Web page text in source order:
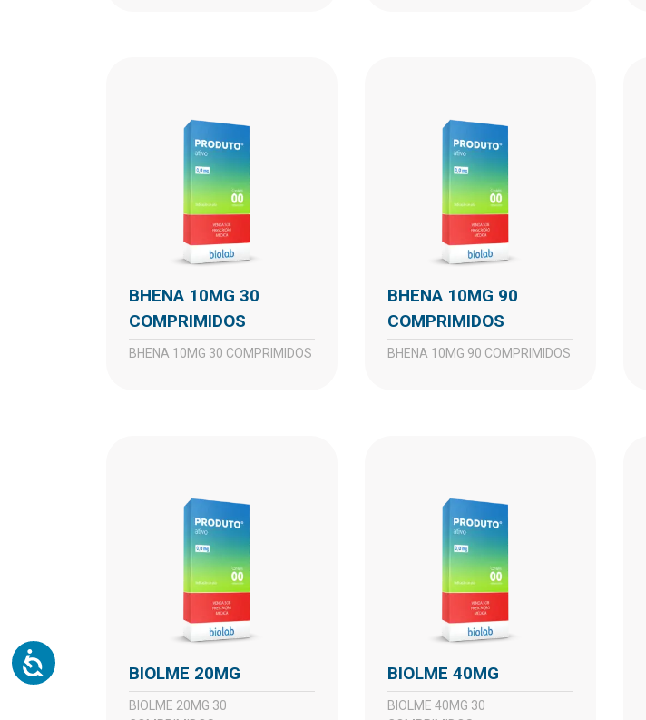
BHENA 10MG 30
COMPRIMIDOS
BHENA 10MG 30 COMPRIMIDOS
BHENA 10MG 90
COMPRIMIDOS
BHENA 10MG 90 COMPRIMIDOS
BIOLME 20MG
BIOLME 20MG 30
BIOLME 40MG
BIOLME 40MG 30